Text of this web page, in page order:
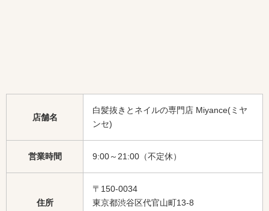
店舗名
白髪抜きとネイルの専門店 Miyance(ミヤ
ンセ)
営業時間 9:00～21:00（不定休）
住所
〒150-0034
東京都渋谷区代官山町13-8